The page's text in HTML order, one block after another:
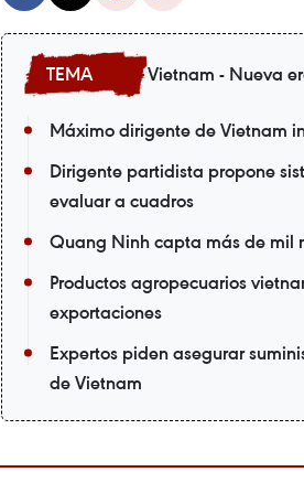
Vietnam - Nueva
Máximo dirigente de Vietnam
Dirigente partidista propone
evaluar a cuadros
Quang Ninh capta más de mil
Productos agropecuarios
exportaciones
Expertos piden asegurar
de Vietnam